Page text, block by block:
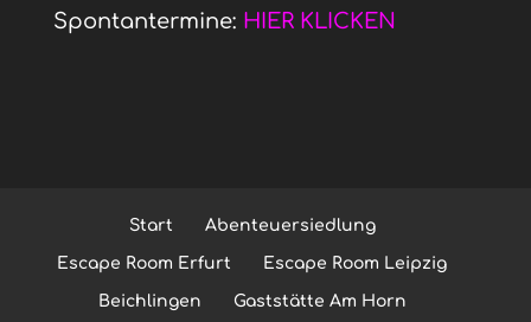
Spontantermine: HIER KLICKEN
Start Abenteuersiedlung
Escape Room Erfurt Escape Room Leipzig
Beichlingen Gaststätte Am Horn